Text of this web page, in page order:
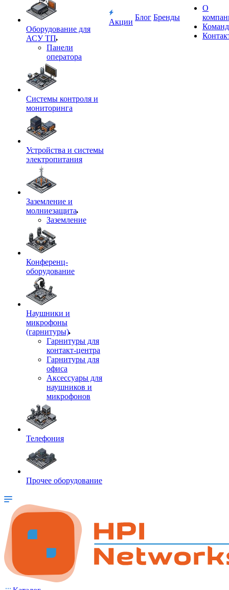
Оборудование для
АСУ ТП
Панели
оператора
Системы контроля и
мониторинга
Устройства и системы
электропитания
Заземление и
молниезащита
Заземление
Конференц-
оборудование
Наушники и
микрофоны
(гарнитуры)
Гарнитуры для
контакт-центра
Гарнитуры для
офиса
Аксессуары для
наушников и
микрофонов
Телефония
Прочее оборудование
Акции
Блог Бренды
О